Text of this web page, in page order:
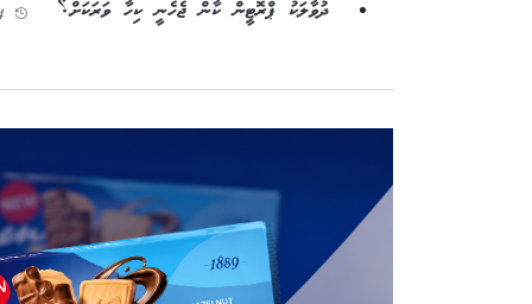
ދުވާލަކު ޕްރޮޓީން ކާން ޖެހެނީ ކިހާ ވަރަކަށް؟ 4 އޯގަސްޓު 2026 - 8:54